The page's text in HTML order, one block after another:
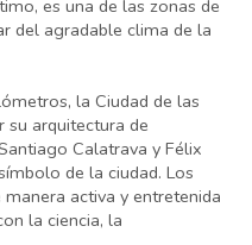
es una de las zonas de
del agradable clima de la
la Ciudad de las
su arquitectura de
Calatrava y Félix
de la ciudad. Los
activa y entretenida
la ciencia, la